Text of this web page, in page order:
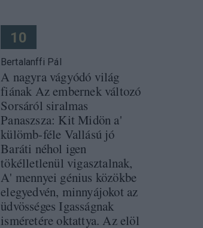
10
Bertalanffi Pál
A nagyra vágyódó világ
fiának Az embernek változó
Sorsáról siralmas
Panaszsza: Kit Midön a'
külömb-féle Vallású jó
Baráti néhol igen
tökélletlenül vigasztalnak,
A' mennyei génius közökbe
elegyedvén, minnyájokot az
üdvösséges Igasságnak
isméretére oktattya. Az elöl